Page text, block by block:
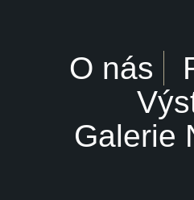
O nás
Galerie